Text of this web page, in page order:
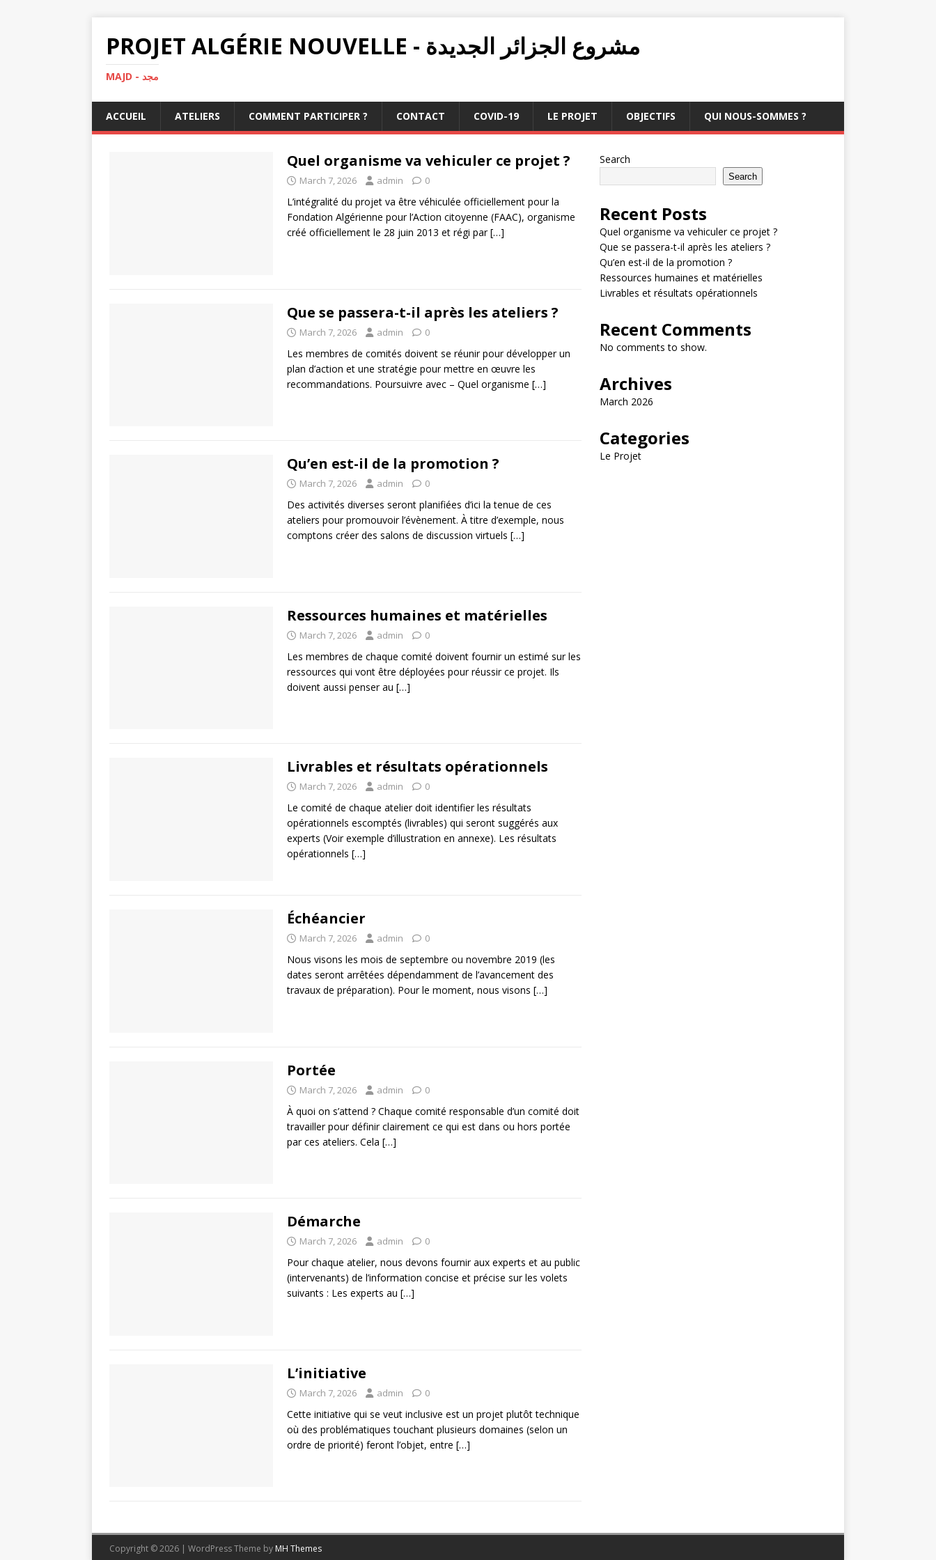
PROJET ALGÉRIE NOUVELLE - مشروع الجزائر الجديدة
MAJD - مجد
ACCUEIL ATELIERS COMMENT PARTICIPER ? CONTACT COVID-19 LE PROJET OBJECTIFS QUI NOUS-SOMMES ?
Quel organisme va vehiculer ce projet ?
March 7, 2026 admin 0
L’intégralité du projet va être véhiculée officiellement pour la
Fondation Algérienne pour l’Action citoyenne (FAAC), organisme
créé officiellement le 28 juin 2013 et régi par[…]
Que se passera-t-il après les ateliers ?
March 7, 2026 admin 0
Les membres de comités doivent se réunir pour développer un
plan d’action et une stratégie pour mettre en œuvre les
recommandations. Poursuivre avec – Quel organisme […]
Qu’en est-il de la promotion ?
March 7, 2026 admin 0
Des activités diverses seront planifiées d’ici la tenue de ces
ateliers pour promouvoir l’évènement. À titre d’exemple, nous
comptons créer des salons de discussion virtuels […]
Ressources humaines et matérielles
March 7, 2026 admin 0
Les membres de chaque comité doivent fournir un estimé sur les
ressources qui vont être déployées pour réussir ce projet. Ils
doivent aussi penser au […]
Livrables et résultats opérationnels
March 7, 2026 admin 0
Le comité de chaque atelier doit identifier les résultats
opérationnels escomptés (livrables) qui seront suggérés aux
experts (Voir exemple d’illustration en annexe). Les résultats
opérationnels […]
Échéancier
March 7, 2026 admin 0
Nous visons les mois de septembre ou novembre 2019 (les
dates seront arrêtées dépendamment de l’avancement des
travaux de préparation). Pour le moment, nous visons […]
Portée
March 7, 2026 admin 0
À quoi on s’attend ? Chaque comité responsable d’un comité doit
travailler pour définir clairement ce qui est dans ou hors portée
par ces ateliers. Cela […]
Démarche
March 7, 2026 admin 0
Pour chaque atelier, nous devons fournir aux experts et au public
(intervenants) de l’information concise et précise sur les volets
suivants : Les experts au […]
L’initiative
March 7, 2026 admin 0
Cette initiative qui se veut inclusive est un projet plutôt technique
où des problématiques touchant plusieurs domaines (selon un
ordre de priorité) feront l’objet, entre […]
Search
Search
Recent Posts
Quel organisme va vehiculer ce projet ?
Que se passera-t-il après les ateliers ?
Qu’en est-il de la promotion ?
Ressources humaines et matérielles
Livrables et résultats opérationnels
Recent Comments
No comments to show.
Archives
March 2026
Categories
Le Projet
Copyright © 2026 | WordPress Theme by MH Themes